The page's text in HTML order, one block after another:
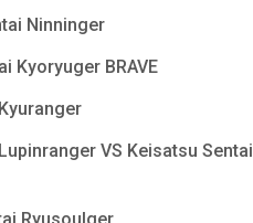
Ninninger
Kyoryuger BRAVE
VS Keisatsu Sentai